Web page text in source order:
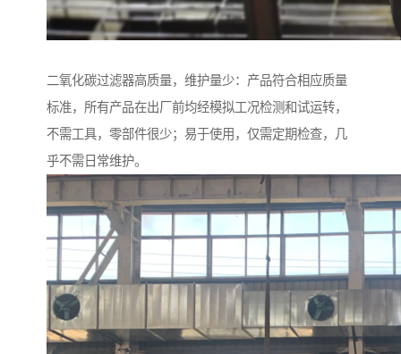
二氧化碳过滤器高质量，维护量少：产品符合相应质量
标准，所有产品在出厂前均经模拟工况检测和试运转，
不需工具，零部件很少；易于使用，仅需定期检查，几
乎不需日常维护。